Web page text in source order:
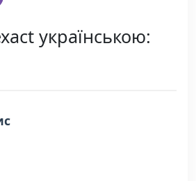
українською: